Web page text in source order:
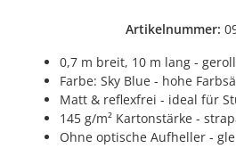
Artikelnummer:
0,7 m breit, 10 m lang -
Farbe: Sky Blue - hohe
Matt & reflexfrei - ideal für
145 g/m² Kartonstärke -
Ohne optische Aufheller -